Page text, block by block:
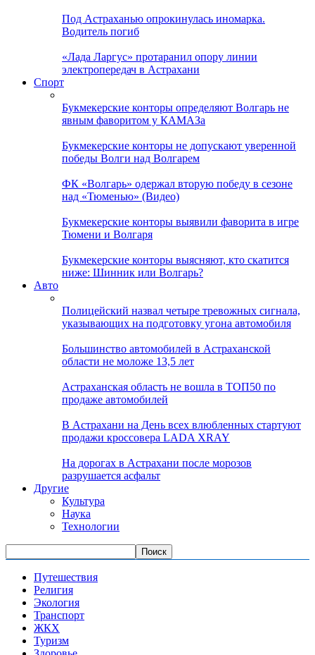
Под Астраханью опрокинулась иномарка.
Водитель погиб
«Лада Ларгус» протаранил опору линии
электропередач в Астрахани
Спорт
Букмекерские конторы определяют Волгарь не
явным фаворитом у КАМАЗа
Букмекерские конторы не допускают уверенной
победы Волги над Волгарем
ФК «Волгарь» одержал вторую победу в сезоне
над «Тюменью» (Видео)
Букмекерские конторы выявили фаворита в игре
Тюмени и Волгаря
Букмекерские конторы выясняют, кто скатится
ниже: Шинник или Волгарь?
Авто
Полицейский назвал четыре тревожных сигнала,
указывающих на подготовку угона автомобиля
Большинство автомобилей в Астраханской
области не моложе 13,5 лет
Астраханская область не вошла в ТОП50 по
продаже автомобилей
В Астрахани на День всех влюбленных стартуют
продажи кроссовера LADA XRAY
На дорогах в Астрахани после морозов
разрушается асфальт
Другие
Культура
Наука
Технологии
Путешествия
Религия
Экология
Транспорт
ЖКХ
Туризм